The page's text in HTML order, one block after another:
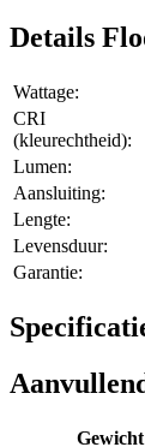
Details
Wattage:
CRI
(kleurechtheid):
Lumen:
Aansluiting:
Lengte:
Levensduur:
Garantie:
Gewicht